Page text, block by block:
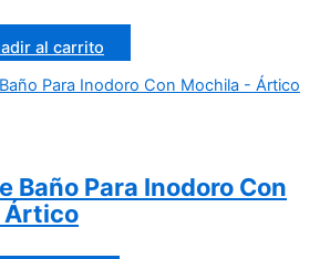
al carrito
Baño Para Inodoro Con
Ártico